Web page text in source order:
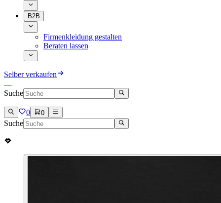
B2B
Firmenkleidung gestalten
Beraten lassen
Selber verkaufen
Suche
0 0
Suche